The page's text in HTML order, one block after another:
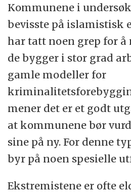
Kommunene i
bevisste på islamistisk
har tatt noen grep for å
de bygger i stor grad
gamle modeller for
mener det er et godt
at kommunene bør
sine på ny. For denne
byr på noen spesielle
Ekstremistene er ofte